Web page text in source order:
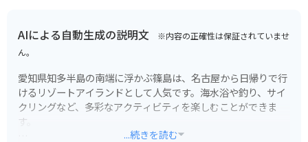
AIによる自動生成の説明文 ※内容の正確性は保証されていませ
ん。
愛知県知多半島の南端に浮かぶ篠島は、名古屋から日帰りで行
けるリゾートアイランドとして人気です。海水浴や釣り、サイ
クリングなど、多彩なアクティビティを楽しむことができま
す。
...続きを読む